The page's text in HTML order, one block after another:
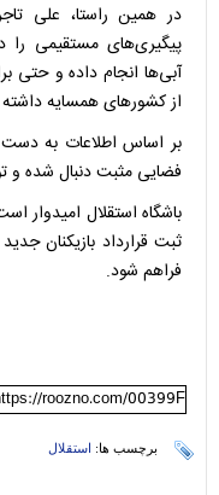
در همین راستا، علی
پیگیری‌های مستقیمی را
آبی‌ها انجام داده و حتی
از کشورهای همسایه
بر اساس اطلاعات به دست
فضایی مثبت دنبال شده و
باشگاه استقلال امیدوار
ثبت قرارداد بازیکنان
فراهم شود.
roozno.com/00399F
برچسب ها: استقلال